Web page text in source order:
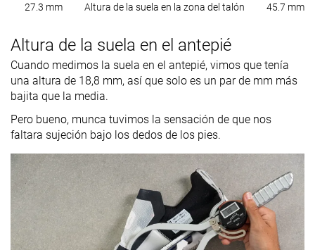
27.3 mm Altura de la suela en la zona del talón 45.7 mm
Altura de la suela en el antepié
Cuando medimos la suela en el antepié, vimos que tenía
una altura de 18,8 mm, así que solo es un par de mm más
bajita que la media.
Pero bueno, munca tuvimos la sensación de que nos
faltara sujeción bajo los dedos de los pies.